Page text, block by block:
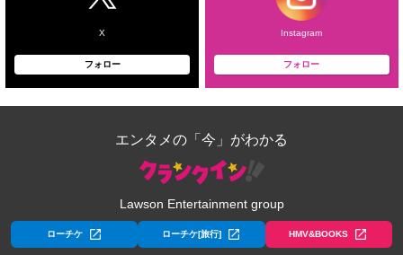
X
フォロー
Instagram
フォロー
エンタメの「今」がわかる
Lawson Entertainment group
ローチケ ローチケ[旅行] HMV&BOOKS